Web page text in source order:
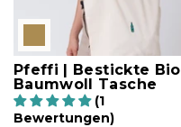
Pfeffi | Bestickte Bio
Baumwoll Tasche
(1
Bewertungen)